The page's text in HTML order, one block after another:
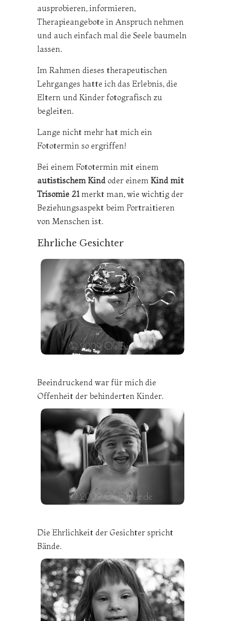
ausprobieren, informieren,
Therapieangebote in Anspruch nehmen
und auch einfach mal die Seele baumeln
lassen.
Im Rahmen dieses therapeutischen
Lehrganges hatte ich das Erlebnis, die
Eltern und Kinder fotografisch zu
begleiten.
Lange nicht mehr hat mich ein
Fototermin so ergriffen!
Bei einem Fototermin mit einem
autistischem Kind oder einem Kind mit
Trisomie 21 merkt man, wie wichtig der
Beziehungsaspekt beim Portraitieren
von Menschen ist.
Ehrliche Gesichter
Beeindruckend war für mich die
Offenheit der behinderten Kinder.
Die Ehrlichkeit der Gesichter spricht
Bände.